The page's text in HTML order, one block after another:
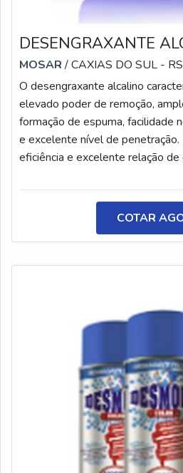
DESENGRAXANTE
MOSAR/ CAXIAS DO SUL - RS
O desengraxante alcalino
elevado poder de remoção,
formação de espuma, facilidade
e excelente nível de
eficiência e excelente relação
ou em limpezas mais
O PRODUTODiante dessas
fundamental, ao definir o
operações e processos da
COTAR